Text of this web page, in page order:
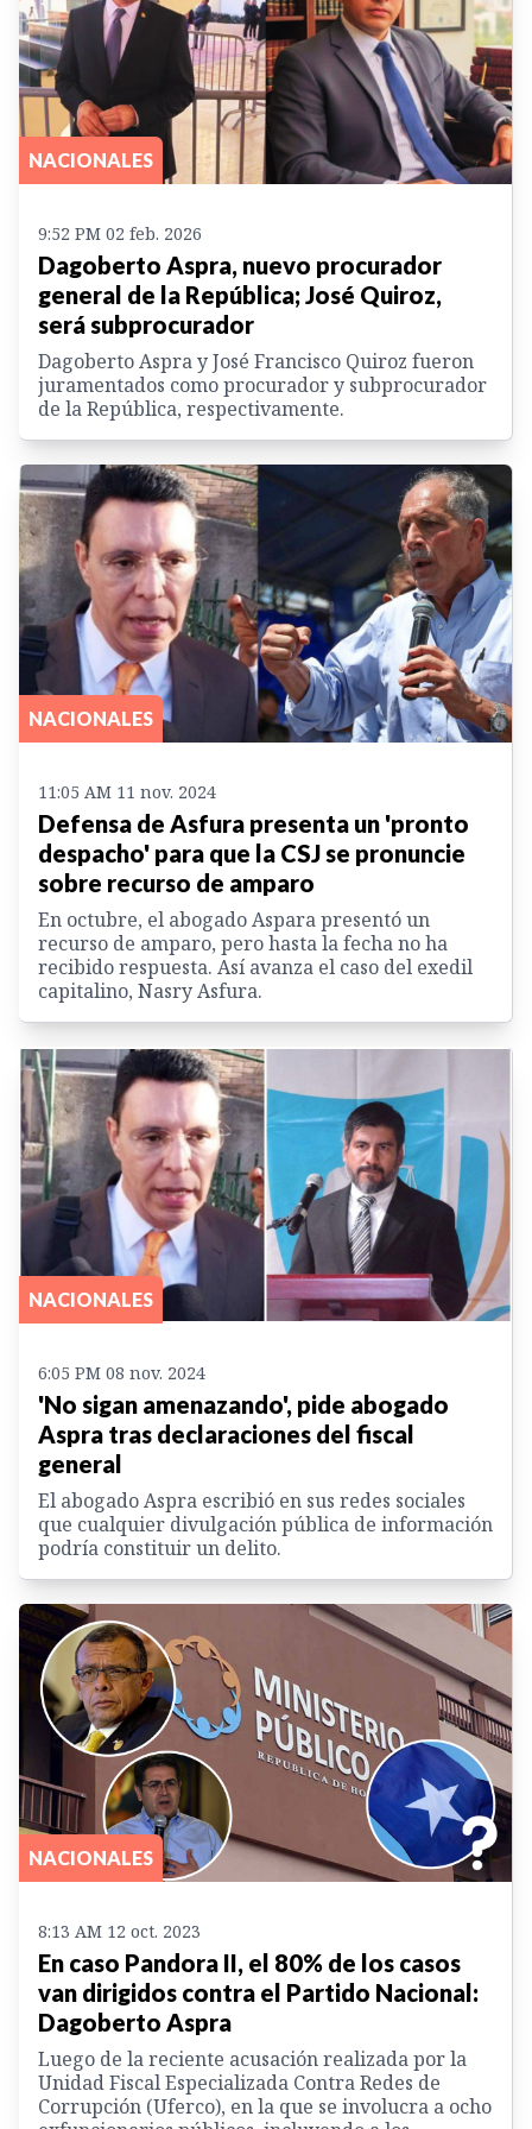
NACIONALES
9:52 PM 02 feb. 2026
Dagoberto Aspra, nuevo procurador
general de la República; José Quiroz,
será subprocurador
Dagoberto Aspra y José Francisco Quiroz fueron
juramentados como procurador y subprocurador
de la República, respectivamente.
NACIONALES
11:05 AM 11 nov. 2024
Defensa de Asfura presenta un 'pronto
despacho' para que la CSJ se pronuncie
sobre recurso de amparo
En octubre, el abogado Aspara presentó un
recurso de amparo, pero hasta la fecha no ha
recibido respuesta. Así avanza el caso del exedil
capitalino, Nasry Asfura.
NACIONALES
6:05 PM 08 nov. 2024
'No sigan amenazando', pide abogado
Aspra tras declaraciones del fiscal
general
El abogado Aspra escribió en sus redes sociales
que cualquier divulgación pública de información
podría constituir un delito.
NACIONALES
8:13 AM 12 oct. 2023
En caso Pandora II, el 80% de los casos
van dirigidos contra el Partido Nacional:
Dagoberto Aspra
Luego de la reciente acusación realizada por la
Unidad Fiscal Especializada Contra Redes de
Corrupción (Uferco), en la que se involucra a ocho